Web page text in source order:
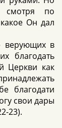
по
Он дал
верующих в
благодать
Церкви как
благодати
свои дары
23).